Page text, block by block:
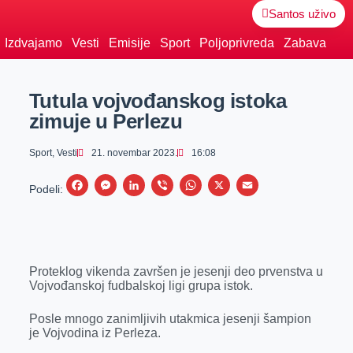
Santos uživo
Izdvajamo Vesti Emisije Sport Poljoprivreda Zabava
Tutula vojvođanskog istoka
zimuje u Perlezu
Sport, Vesti 21. novembar 2023. 16:08
Podeli:
F
b
o
k
M
e
g
e
L
e
I
n
V
r
W
s
A
p
X
E
l
Proteklog vikenda završen je jesenji deo prvenstva u
Vojvođanskoj fudbalskoj ligi grupa istok.
Posle mnogo zanimljivih utakmica jesenji šampion
je Vojvodina iz Perleza.